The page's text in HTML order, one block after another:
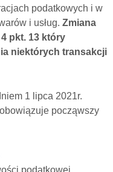
podatkowych i w
i usług. Zmiana
pkt. 13 który
niektórych transakcji
1 lipca 2021r.
począwszy
podatkowej